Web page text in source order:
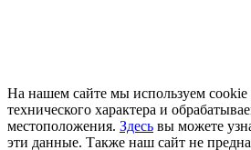
На нашем сайте мы используем
технического характера и
местоположения. Здесь вы можете
эти данные. Также наш сайт не